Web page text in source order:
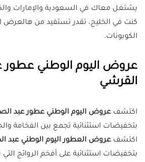
يشتغل معاك في السعودية والإمارات
كنت في الخليج، تقدر تستفيد من
الكوبونات.
عروض اليوم الوطني عطور
القرشي
اكتشف عروض اليوم الوطني عطور عبد
بتخفيضات استثنائية تجمع بين الفخامة
اكتشف عروض العطور اليوم الوطني عبد
بتخفيضات استثنائية على أفخم الروائح